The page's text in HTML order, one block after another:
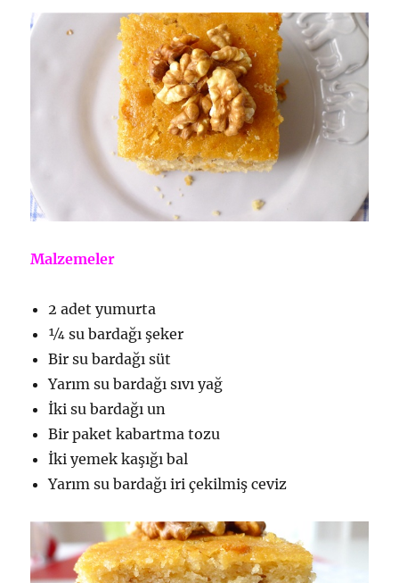
Malzemeler
2 adet yumurta
¼ su bardağı şeker
Bir su bardağı süt
Yarım su bardağı sıvı yağ
İki su bardağı un
Bir paket kabartma tozu
İki yemek kaşığı bal
Yarım su bardağı iri çekilmiş ceviz